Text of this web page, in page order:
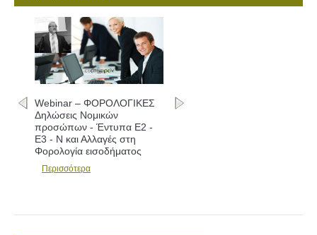
Webinar – ΦΟΡΟΛΟΓΙΚΕΣ
Δηλώσεις Νομικών
προσώπων - Έντυπα Ε2 -
Ε3 - Ν και Αλλαγές στη
Φορολογία εισοδήματος
Περισσότερα